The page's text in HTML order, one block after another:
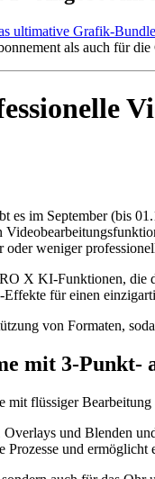
ultimative Grafik-Bundle
als auch für
im September (bis
weniger
X KI-Funktionen,
für einen
von Formaten,
mit 3-Punkt-
flüssiger
und Blenden
und